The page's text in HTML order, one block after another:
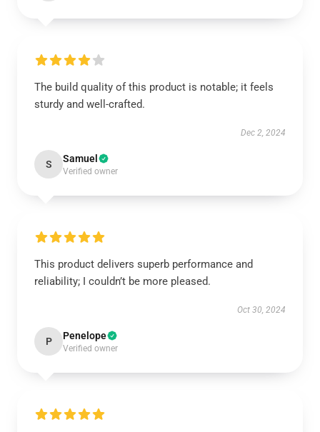
The build quality of this product is notable; it feels
sturdy and well-crafted.
Dec 2, 2024
S Samuel
Verified owner
This product delivers superb performance and
reliability; I couldn’t be more pleased.
Oct 30, 2024
P Penelope
Verified owner